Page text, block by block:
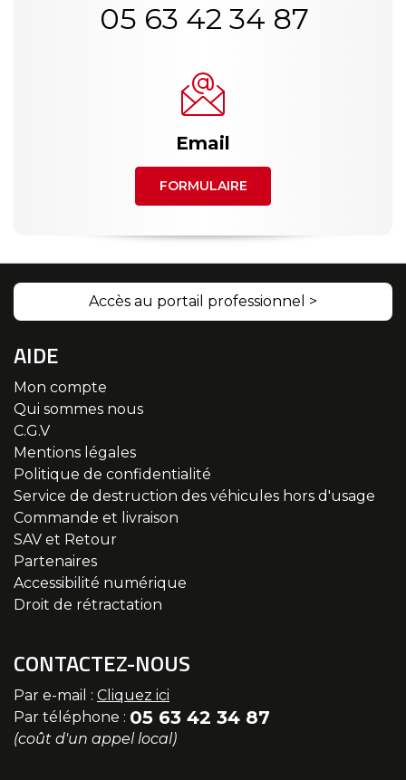
05 63 42 34 87
Email
FORMULAIRE
Accès au portail professionnel >
AIDE
Mon compte
Qui sommes nous
C.G.V
Mentions légales
Politique de confidentialité
Service de destruction des véhicules hors d'usage
Commande et livraison
SAV et Retour
Partenaires
Accessibilité numérique
Droit de rétractation
CONTACTEZ-NOUS
Par e-mail : Cliquez ici
Par téléphone : 05 63 42 34 87
(coût d'un appel local)